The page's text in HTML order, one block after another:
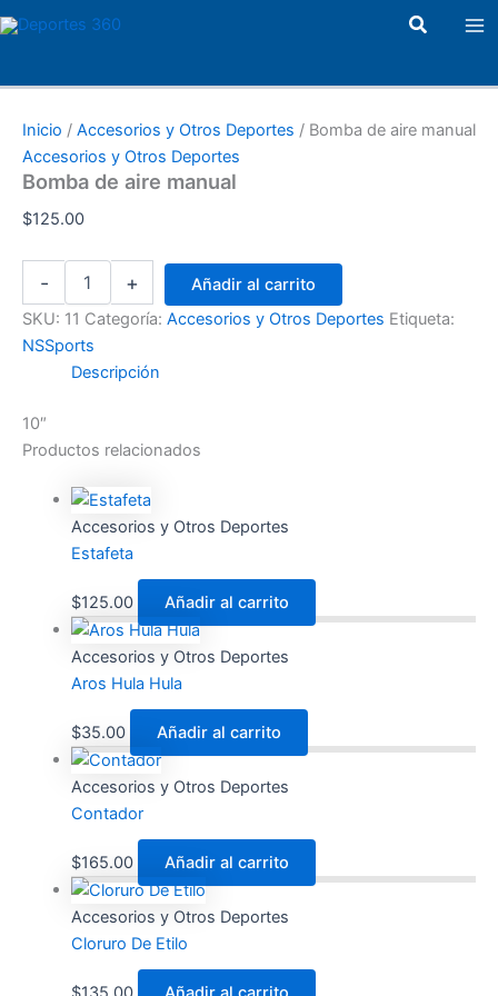
Ir
al
Buscar
Inicio / Accesorios y Otros Deportes / Bomba de aire manual
Accesorios y Otros Deportes
Bomba de aire manual
$125.00
-
de
+
Añadir al carrito
SKU: 11 Categoría: Accesorios y Otros Deportes Etiqueta:
NSSports
Descripción
10″
Productos relacionados
Accesorios y Otros Deportes
Estafeta
$125.00 Añadir al carrito
Accesorios y Otros Deportes
Aros Hula Hula
$35.00 Añadir al carrito
Accesorios y Otros Deportes
Contador
$165.00 Añadir al carrito
Accesorios y Otros Deportes
Cloruro De Etilo